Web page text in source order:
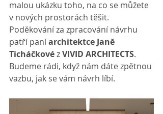
malou ukázku toho, na co se můžete
v nových prostorách těšit.
Poděkování za zpracování návrhu
patří paní architektce Janě
Ticháčkové z VIVID ARCHITECTS.
Budeme rádi, když nám dáte zpětnou
vazbu, jak se vám návrh líbí.